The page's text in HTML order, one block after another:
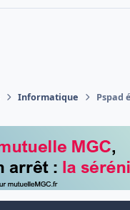
Informatique Pspad